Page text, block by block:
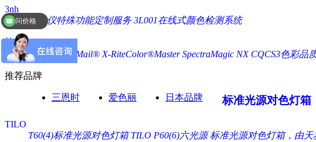
3nh
色差仪特殊功能定制服务 3L001在线式颜色检测系统
软件
X-Rite ColorMail® X-RiteColor®Master SpectraMagic NX CQCS3色彩品
推荐品牌
三恩时 爱色丽 日本品牌 标准光源对色灯箱
TILO
T60(4)标准光源对色灯箱 TILO P60(6)六光源 标准光源对色灯箱，由天
问价格